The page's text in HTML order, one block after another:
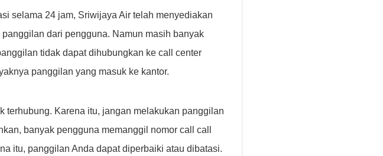
selama 24 jam, Sriwijaya Air telah menyediakan
dari pengguna. Namun masih banyak
tidak dapat dihubungkan ke call center
panggilan yang masuk ke kantor.
terhubung. Karena itu, jangan melakukan panggilan
banyak pengguna memanggil nomor call call
itu, panggilan Anda dapat diperbaiki atau dibatasi.